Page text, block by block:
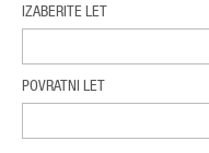
IZABERITE LET
POVRATNI LET